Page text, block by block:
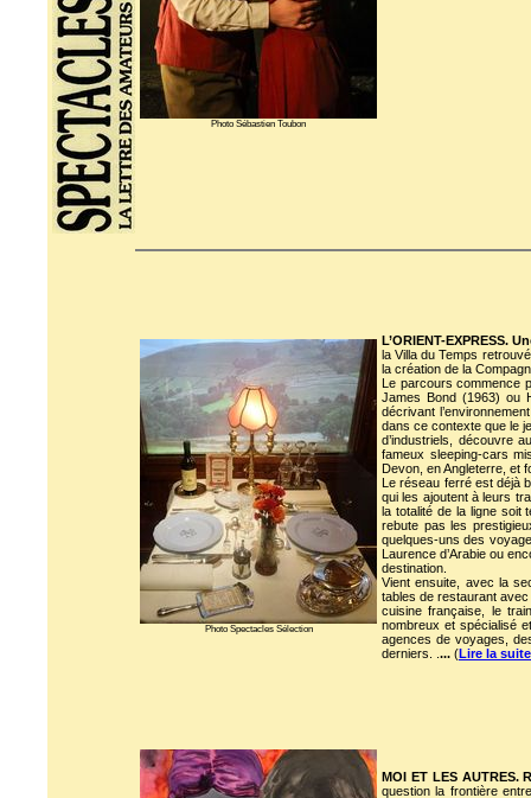
Photo Sébastien Toubon
Photo Spectacles Sélection
L’ORIENT-EXPRESS.
la Villa du Temps
la création de la
Le parcours commence
James Bond (1963) ou
décrivant
dans ce contexte que le
d’industriels, découvre
fameux sleeping-cars
Devon, en Angleterre, et
Le réseau ferré est déjà
qui les ajoutent à leurs
la totalité de la ligne soit
rebute pas les
quelques-uns des
Laurence d’Arabie ou
destination.
Vient ensuite, avec la
tables de restaurant
cuisine française, le
nombreux et spécialisé
agences de voyages,
derniers. . ... (Lire la suite
MOI ET LES AUTRES.
question la frontière